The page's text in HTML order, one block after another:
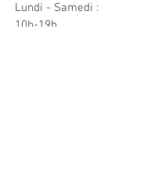
Lundi - Samedi :
10h-19h